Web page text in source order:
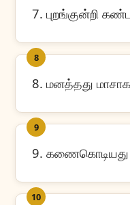
7. புறங்குன்றி
8
8. மனத்தது
9
9.
10